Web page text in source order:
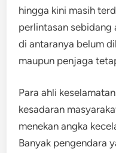
hingga kini masih
perlintasan
di antaranya belum
maupun penjaga
Para ahli
kesadaran
menekan angka
Banyak pengendara